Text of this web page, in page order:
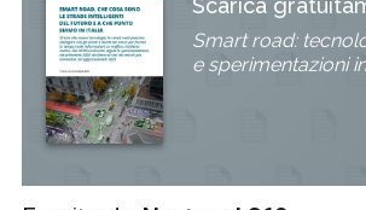
Scarica
Smart road:
e sperimentazioni